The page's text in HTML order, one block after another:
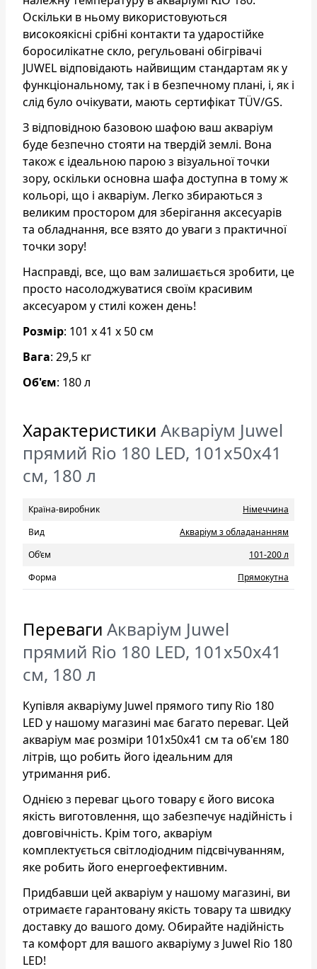
Оскільки в ньому використовуються
високоякісні срібні контакти та ударостійке
боросилікатне скло, регульовані обігрівачі
JUWEL відповідають найвищим стандартам як у
функціональному, так і в безпечному плані, і, як і
слід було очікувати, мають сертифікат TÜV/GS.
З відповідною базовою шафою ваш акваріум
буде безпечно стояти на твердій землі. Вона
також є ідеальною парою з візуальної точки
зору, оскільки основна шафа доступна в тому ж
кольорі, що і акваріум. Легко збираються з
великим простором для зберігання аксесуарів
та обладнання, все взято до уваги з практичної
точки зору!
Насправді, все, що вам залишається зробити, це
просто насолоджуватися своїм красивим
аксесуаром у стилі кожен день!
Розмір: 101 х 41 х 50 см
Вага: 29,5 кг
Об'єм: 180 л
Характеристики Акваріум Juwel
прямий Rio 180 LED, 101х50х41
см, 180 л
Країна-виробник
Нiмеччина
Вид
Акваріум з обладананням
Об’єм
101-200 л
Форма
Прямокутна
Переваги Акваріум Juwel
прямий Rio 180 LED, 101х50х41
см, 180 л
Купівля акваріуму Juwel прямого типу Rio 180
LED у нашому магазині має багато переваг. Цей
акваріум має розміри 101х50х41 см та об'єм 180
літрів, що робить його ідеальним для
утримання риб.
Однією з переваг цього товару є його висока
якість виготовлення, що забезпечує надійність і
довговічність. Крім того, акваріум
комплектується світлодіодним підсвічуванням,
яке робить його енергоефективним.
Придбавши цей акваріум у нашому магазині, ви
отримаєте гарантовану якість товару та швидку
доставку до вашого дому. Обирайте надійність
та комфорт для вашого акваріуму з Juwel Rio 180
LED!